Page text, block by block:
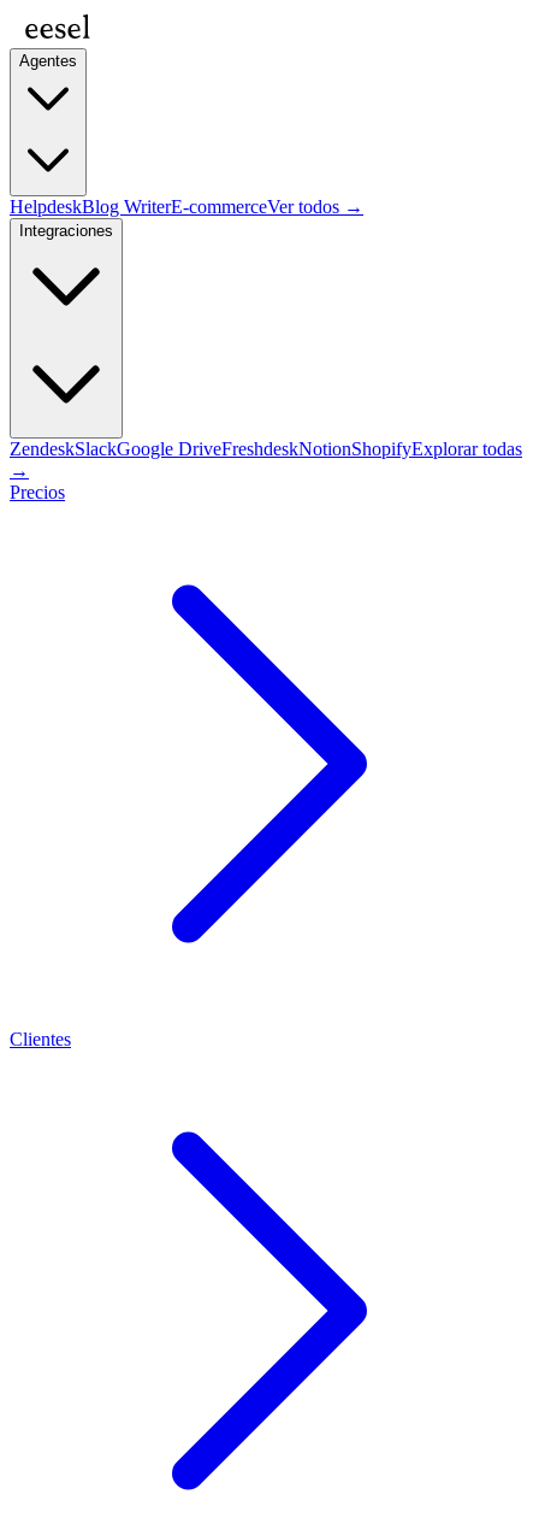
Agentes
HelpdeskBlog WriterE-commerceVer todos →
Integraciones
ZendeskSlackGoogle DriveFreshdeskNotionShopifyExplorar todas
→
Precios
Clientes